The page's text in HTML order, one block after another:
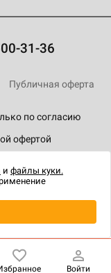
31-36
по согласию
офертой
Публичная оферта
Войти
и файлы куки.